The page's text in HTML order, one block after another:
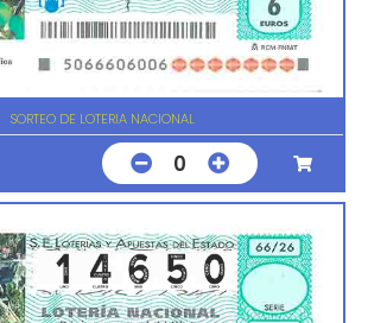
SORTEO DE LOTERIA NACIONAL
0